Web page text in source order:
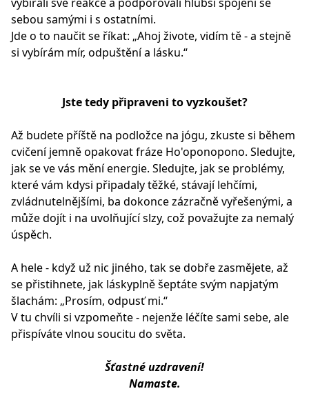
sebou samými i s ostatními.
Jde o to naučit se říkat: „Ahoj živote, vidím tě - a stejně
si vybírám mír, odpuštění a lásku.“
Jste tedy připraveni to vyzkoušet?
Až budete příště na podložce na jógu, zkuste si během
cvičení jemně opakovat fráze Ho'oponopono. Sledujte,
jak se ve vás mění energie. Sledujte, jak se problémy,
které vám kdysi připadaly těžké, stávají lehčími,
zvládnutelnějšími, ba dokonce zázračně vyřešenými, a
může dojít i na uvolňující slzy, což považujte za nemalý
úspěch.
A hele - když už nic jiného, tak se dobře zasmějete, až
se přistihnete, jak láskyplně šeptáte svým napjatým
šlachám: „Prosím, odpusť mi.“
V tu chvíli si vzpomeňte - nejenže léčíte sami sebe, ale
přispíváte vlnou soucitu do světa.
Šťastné uzdravení!
Namaste.